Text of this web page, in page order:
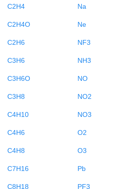
C2H4
C2H4O
C2H6
C3H6
C3H6O
C3H8
C4H10
C4H6
C4H8
C7H16
C8H18
Na
Ne
NF3
NH3
NO
NO2
NO3
O2
O3
Pb
PF3